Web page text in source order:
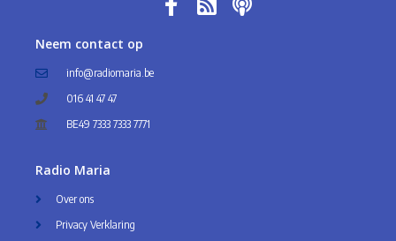
Neem contact op
info@radiomaria.be
016 41 47 47
BE49 7333 7333 7771
Radio Maria
Over ons
Privacy Verklaring